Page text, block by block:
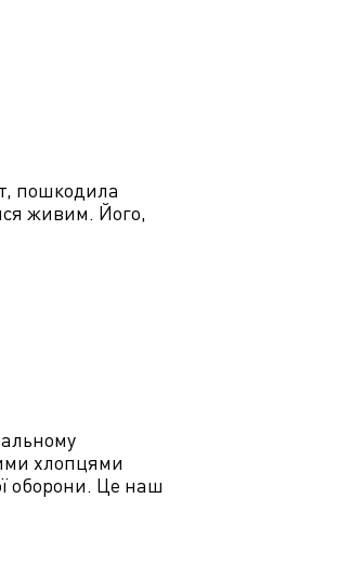
пошкодила
живим. Його,
хлопцями
оборони. Це наш